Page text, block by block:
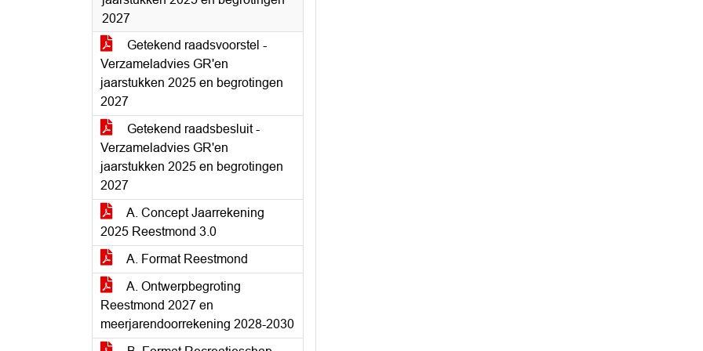
2027
Getekend raadsvoorstel -
Verzameladvies GR'en
jaarstukken 2025 en begrotingen
2027
Getekend raadsbesluit -
Verzameladvies GR'en
jaarstukken 2025 en begrotingen
2027
A. Concept Jaarrekening
2025 Reestmond 3.0
A. Format Reestmond
A. Ontwerpbegroting
Reestmond 2027 en
meerjarendoorrekening 2028-2030